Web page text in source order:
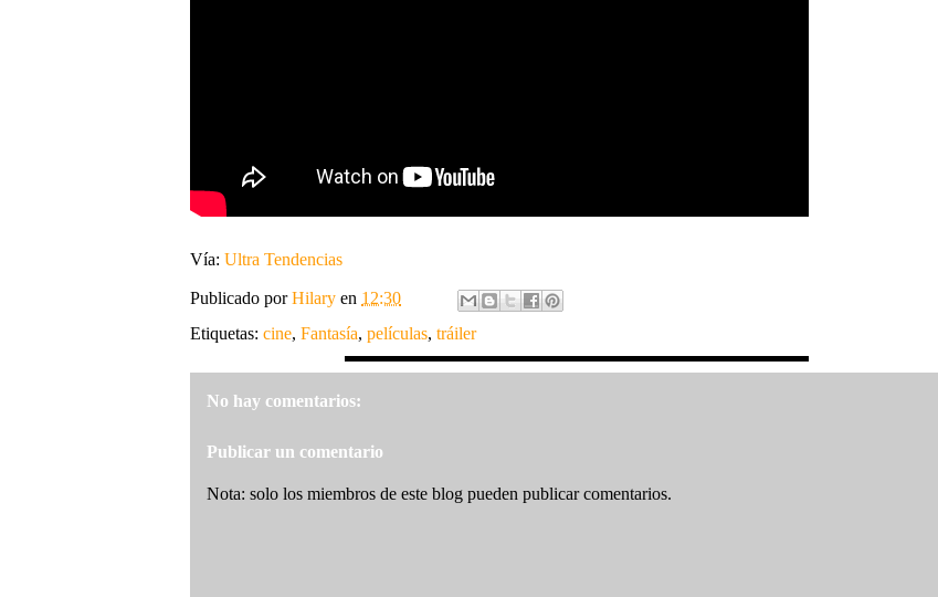
Vía: Ultra Tendencias
Publicado porHilary en 12:30
Etiquetas: cine, Fantasía, películas, tráiler
No hay comentarios:
Publicar un comentario
Nota: solo los miembros de este blog pueden publicar comentarios.